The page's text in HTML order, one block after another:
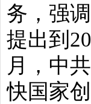
务，强
提出到
月，中
快国家